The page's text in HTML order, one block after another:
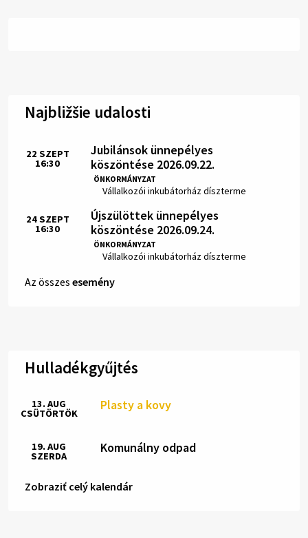
Najbližšie udalosti
Jubilánsok ünnepélyes
köszöntése 2026.09.22.
ÖNKORMÁNYZAT
Hely:
Vállalkozói inkubátorház díszterme
Idő:
22 SZEPT
16:30
Újszülöttek ünnepélyes
köszöntése 2026.09.24.
ÖNKORMÁNYZAT
Hely:
Vállalkozói inkubátorház díszterme
Idő:
24SZEPT
16:30
Az összes esemény
Hulladékgyűjtés
Plasty a kovy
13. AUG
CSÜTÖRTÖK
Komunálny odpad
19. AUG
SZERDA
Zobraziť celý kalendár